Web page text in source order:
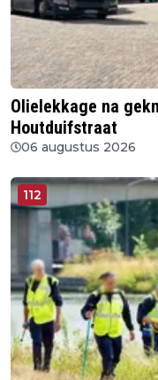
Olielekkage na
Houtduifstraat
06 augustus 2026
112